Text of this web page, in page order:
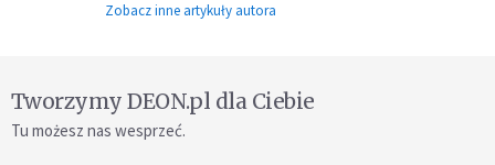
Zobacz inne artykuły autora
Tworzymy DEON.pl dla Ciebie
Tu możesz nas wesprzeć.